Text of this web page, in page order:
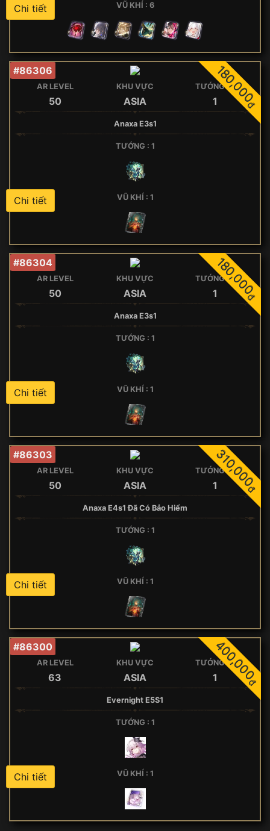
VŨ KHÍ : 6
Chi tiết
#86306 180,000
đ
AR LEVEL
50
KHU VỰC
ASIA
TƯỚNG 5*
1
Anaxa E3s1
TƯỚNG : 1
VŨ KHÍ : 1
Chi tiết
#86304 180,000
đ
AR LEVEL
50
KHU VỰC
ASIA
TƯỚNG 5*
1
Anaxa E3s1
TƯỚNG : 1
VŨ KHÍ : 1
Chi tiết
#86303 310,000
đ
AR LEVEL
50
KHU VỰC
ASIA
TƯỚNG 5*
1
Anaxa E4s1 Đã Có Bảo Hiểm
TƯỚNG : 1
VŨ KHÍ : 1
Chi tiết
#86300 400,000
đ
AR LEVEL
63
KHU VỰC
ASIA
TƯỚNG 5*
1
Evernight E5S1
TƯỚNG : 1
VŨ KHÍ : 1
Chi tiết